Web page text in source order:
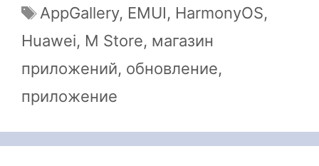
Метки
AppGallery, EMUI, HarmonyOS,
Huawei, M Store, магазин
приложений, обновление,
приложение